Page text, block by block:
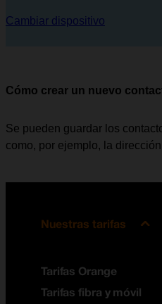
Cambiar dispositivo
Cómo crear un nuevo
Se pueden guardar los
como, por ejemplo, la
Nuestras tarifas
Tarifas Orange
Tarifas fibra y móvil